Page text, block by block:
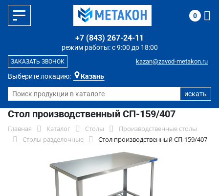
Выберите локацию: Казань
режим работы: с 9:00 до 18:00
+7 (843) 267-24-11
kazan@zavod-metakon.ru
ЗАКАЗАТЬ ЗВОНОК
0
Стол производственный СП-159/407
Главная Каталог Столы
Производственные столы
Столы разделочные
Стол производственный СП-159/407